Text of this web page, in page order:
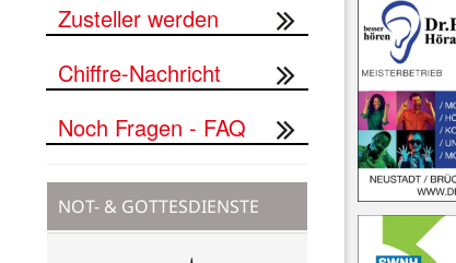
Zusteller werden
Chiffre-Nachricht
Noch Fragen - FAQ
NOT- & GOTTESDIENSTE